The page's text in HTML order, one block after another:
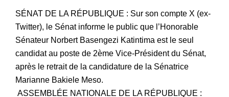
SÉNAT DE LA RÉPUBLIQUE : Sur son compte X (ex-
Twitter), le Sénat informe le public que l’Honorable
Sénateur Norbert Basengezi Katintima est le seul
candidat au poste de 2ème Vice-Président du Sénat,
après le retrait de la candidature de la Sénatrice
Marianne Bakiele Meso.
ASSEMBLÉE NATIONALE DE LA RÉPUBLIQUE :